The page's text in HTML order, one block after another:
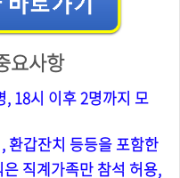
요사항
, 18시 이후 2명까지 모
환갑잔치 등등을 포함한
직계가족만 참석 허용,